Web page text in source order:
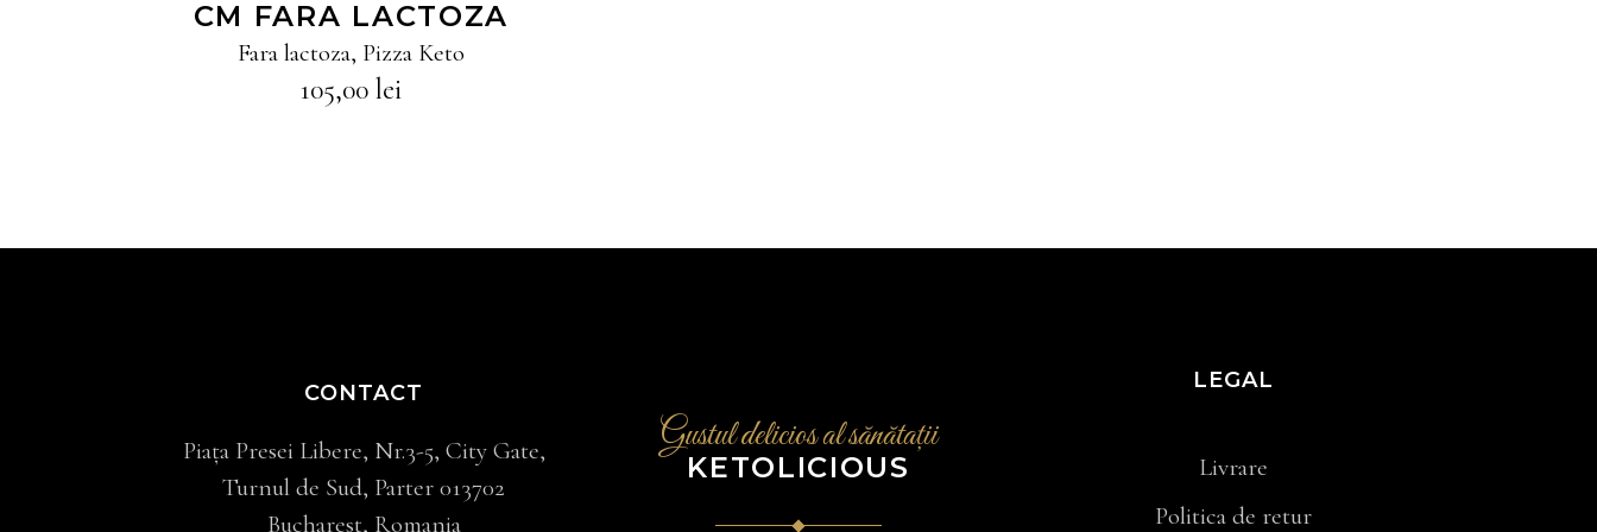
CM FARA LACTOZA
Fara lactoza, Pizza Keto
105,00lei
CONTACT
Piața Presei Libere, Nr.3-5, City Gate,
Turnul de Sud, Parter 013702
Bucharest, Romania
Gustul delicios al sănătații
KETOLICIOUS
LEGAL
Livrare
Politica de retur